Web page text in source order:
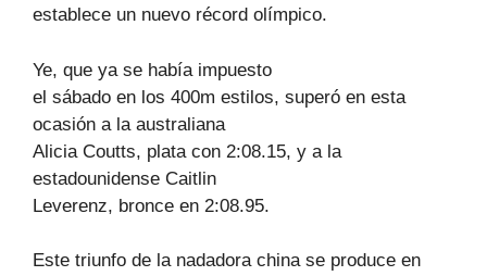
establece un nuevo récord olímpico.
Ye, que ya se había impuesto
el sábado en los 400m estilos, superó en esta
ocasión a la australiana
Alicia Coutts, plata con 2:08.15, y a la
estadounidense Caitlin
Leverenz, bronce en 2:08.95.
Este triunfo de la nadadora china se produce en